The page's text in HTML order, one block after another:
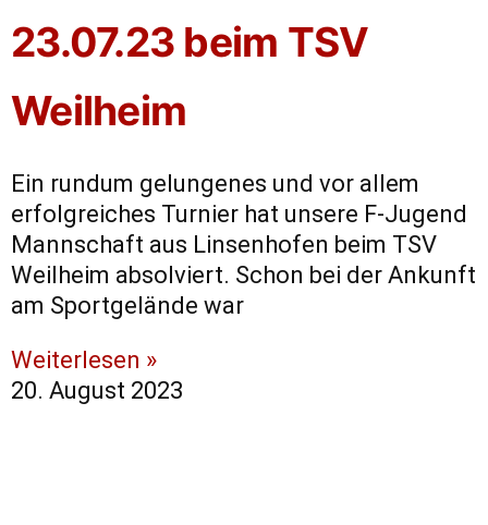
23.07.23 beim TSV
Weilheim
Ein rundum gelungenes und vor allem
erfolgreiches Turnier hat unsere F-Jugend
Mannschaft aus Linsenhofen beim TSV
Weilheim absolviert. Schon bei der Ankunft
am Sportgelände war
Weiterlesen »
20. August 2023